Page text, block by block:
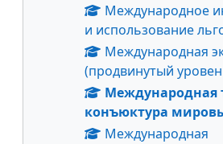
Международное
и использование
Международная
(продвинутый
Международная
конъюктура
Международная